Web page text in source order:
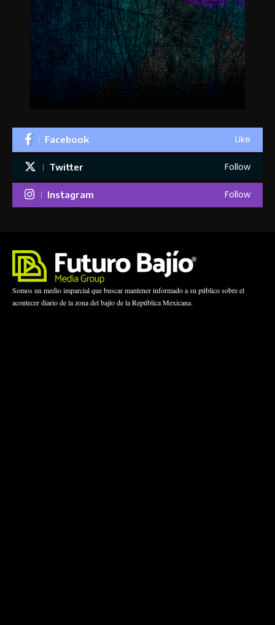
Facebook Like
Twitter Follow
Instagram Follow
Somos un medio imparcial que buscar mantener informado a su público sobre el
acontecer diario de la zona del bajío de la República Mexicana.